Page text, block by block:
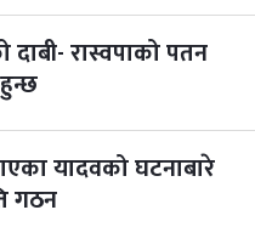
रास्वपाको पतन
यादवको घटनाबारे
गठन